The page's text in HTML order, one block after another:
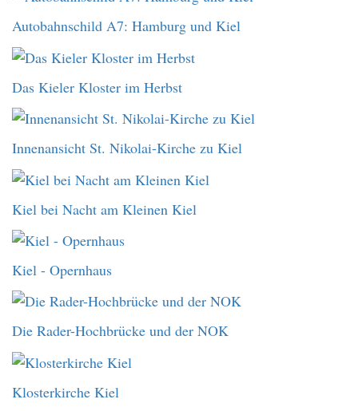
Autobahnschild A7: Hamburg und Kiel
Das Kieler Kloster im Herbst
Innenansicht St. Nikolai-Kirche zu Kiel
Kiel bei Nacht am Kleinen Kiel
Kiel - Opernhaus
Die Rader-Hochbrücke und der NOK
Klosterkirche Kiel